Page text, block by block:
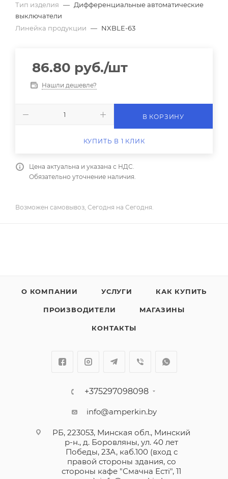
Тип изделия — Дифференциальные автоматические
выключатели
Линейка продукции — NXBLE-63
86.80 руб./шт
Нашли дешевле?
В КОРЗИНУ
КУПИТЬ В 1 КЛИК
Цена актуальна и указана с НДС.
Обязательно уточнение наличия.
Возможен самовывоз, Сегодня на Сегодня.
О КОМПАНИИ УСЛУГИ КАК КУПИТЬ
ПРОИЗВОДИТЕЛИ МАГАЗИНЫ
КОНТАКТЫ
+375297098098
info@amperkin.by
РБ, 223053, Минская обл., Минский
р-н., д. Боровляны, ул. 40 лет
Победы, 23А, каб.100 (вход с
правой стороны здания, со
стороны кафе "Смачна Естi", 11